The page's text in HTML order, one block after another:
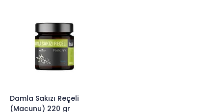
Damla Sakızı Reçeli
(Macunu) 220 gr